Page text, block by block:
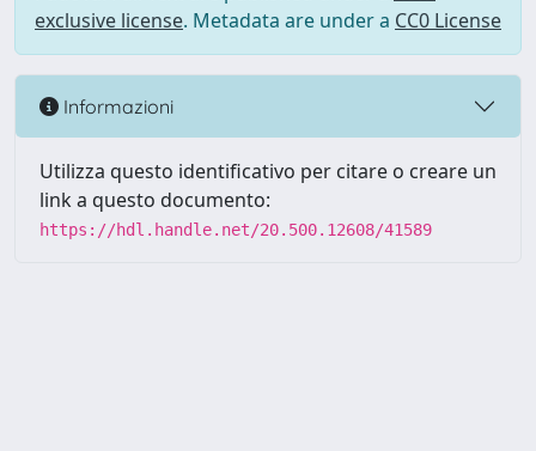
exclusive license. Metadata are under a CC0 License
Informazioni
Utilizza questo identificativo per citare o creare un
link a questo documento:
https://hdl.handle.net/20.500.12608/41589